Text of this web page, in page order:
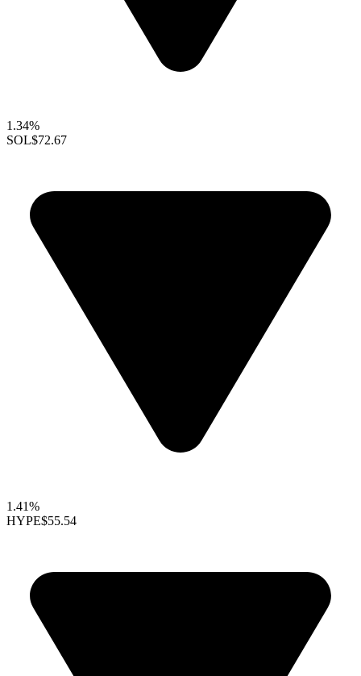
1.34%
SOL$72.67
1.41%
HYPE$55.54